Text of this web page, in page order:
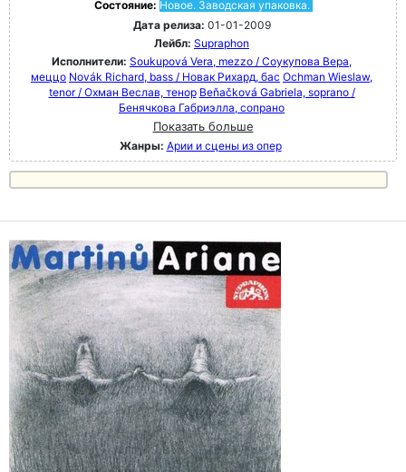
Состояние: Новое. Заводская упаковка.
Дата релиза: 01-01-2009
Лейбл: Supraphon
Исполнители: Soukupová Vera, mezzo / Соукупова Вера,
меццо Novák Richard, bass / Новак Рихард, бас Ochman Wieslaw,
tenor / Охман Веслав, тенор Beňačková Gabriela, soprano /
Бенячкова Габриэлла, сопрано
Показать больше
Жанры: Арии и сцены из опер